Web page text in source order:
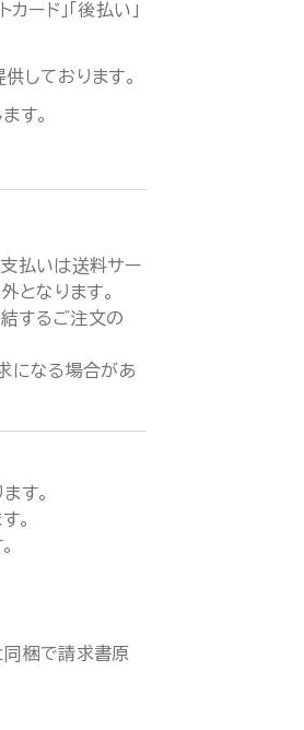
ード」「後払い」
しております。
す。
払いは送料サー
なります。
結するご注文の
になる場合があ
す。
。
同梱で請求書原